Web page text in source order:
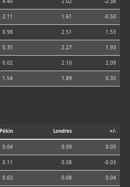
4.40 2.02 -2.38
2.11 1.61 -0.50
0.98 2.51 1.53
0.35 2.27 1.93
0.02 2.10 2.09
1.54 1.89 0.35
Pékin Londres +/-
0.04 0.09 0.05
0.11 0.08 -0.03
0.03 0.08 0.04